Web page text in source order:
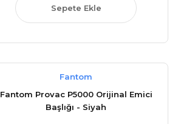
Sepete Ekle
Fantom
Fantom Provac P5000 Orijinal Emici
Başlığı - Siyah